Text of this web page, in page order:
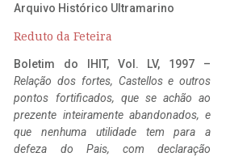
Arquivo Histórico Ultramarino
Reduto da Feteira
Boletim do IHIT, Vol. LV, 1997 –
Relação dos fortes, Castellos e outros
pontos fortificados, que se achão ao
prezente inteiramente abandonados, e
que nenhuma utilidade tem para a
defeza do Pais, com declaração